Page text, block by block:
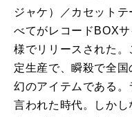
ジャケ）／カセット
べてがレコードBOX
様でリリースされた
定生産で、瞬殺で全
幻のアイテムである
言われた時代。しか